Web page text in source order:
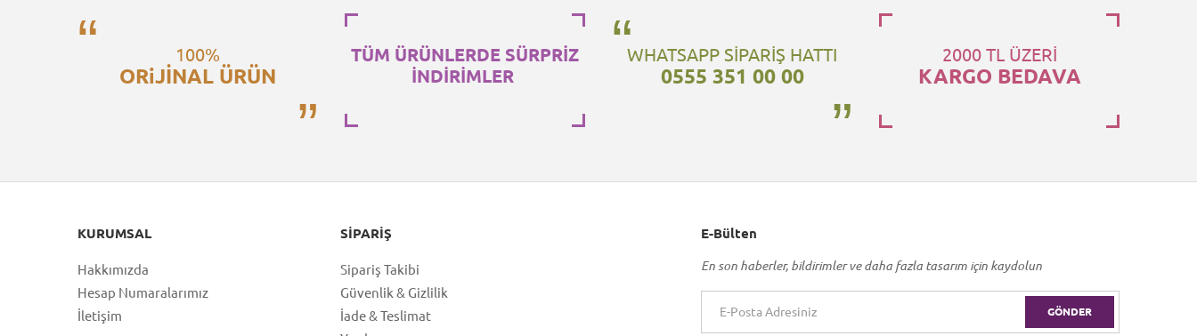
100%
ORiJİNAL ÜRÜN
TÜM ÜRÜNLERDE SÜRPRİZ
İNDİRİMLER
WHATSAPP SİPARİŞ HATTI
0555 351 00 00
2000 TL ÜZERİ
KARGO BEDAVA
KURUMSAL
Hakkımızda
Hesap Numaralarımız
İletişim
SIPARIŞ
Sipariş Takibi
Güvenlik & Gizlilik
İade & Teslimat
E-Bülten
En son haberler, bildirimler ve daha fazla tasarım için kaydolun
GÖNDER